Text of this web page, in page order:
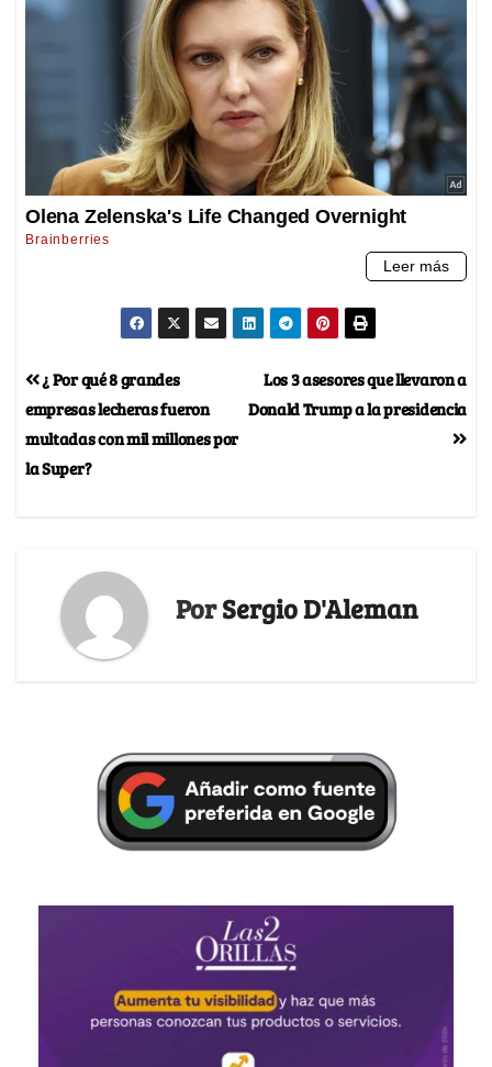
Los 3 asesores que llevaron a
Donald Trump a la presidencia
¿ Por qué 8 grandes
empresas lecheras fueron
multadas con mil millones por
la Super?
PorSergio D'Aleman